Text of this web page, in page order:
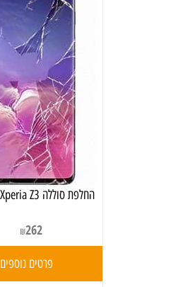
‏החלפת סוללה Sony Xperia Z3 סוני
₪262
פרטים נוספים